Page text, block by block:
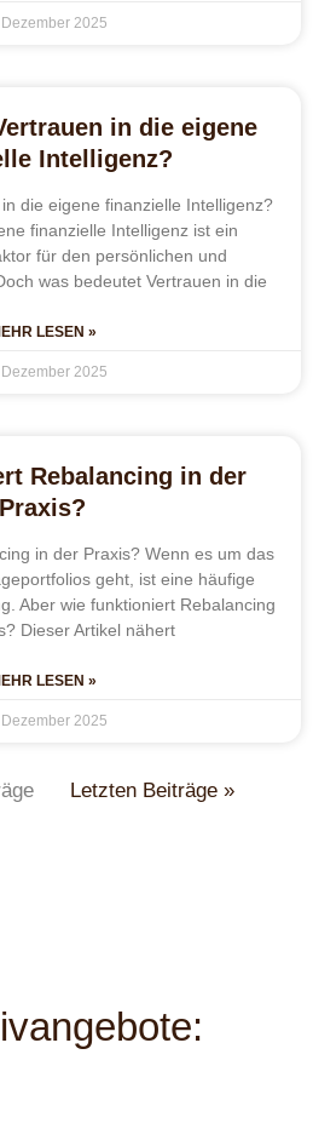
2025
in die eigene
Intelligenz?
die eigene finanzielle Intelligenz?
finanzielle Intelligenz ist ein
für den persönlichen und
was bedeutet Vertrauen in die
LESEN »
2025
Rebalancing in der
Praxis?
in der Praxis? Wenn es um das
geht, ist eine häufige
Aber wie funktioniert Rebalancing
Dieser Artikel nähert
LESEN »
2025
Letzten Beiträge »